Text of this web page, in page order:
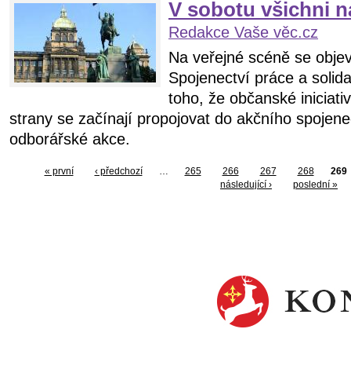
V sobotu všichni
Redakce Vaše věc.cz
Na veřejné scéně se
Spojenectví práce a
toho, že občanské
strany se začínají propojovat do akčního
odborářské akce.
« první ‹ předchozí … 265 266 267 268
269
následující ›
poslední »